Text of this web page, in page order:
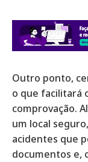
Outro ponto,
o que facilitará
comprovação.
um local
acidentes que
documentos e,